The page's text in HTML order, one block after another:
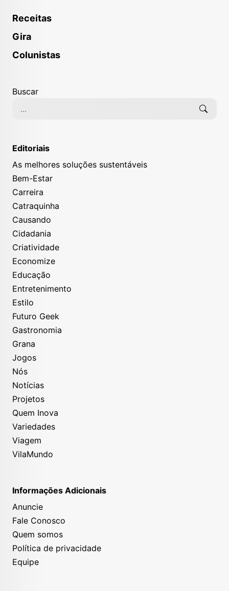
Receitas
Gira
Colunistas
Buscar
Editoriais
As melhores soluções sustentáveis
Bem-Estar
Carreira
Catraquinha
Causando
Cidadania
Criatividade
Economize
Educação
Entretenimento
Estilo
Futuro Geek
Gastronomia
Grana
Jogos
Nós
Notícias
Projetos
Quem Inova
Variedades
Viagem
VilaMundo
Informações Adicionais
Anuncie
Fale Conosco
Quem somos
Política de privacidade
Equipe